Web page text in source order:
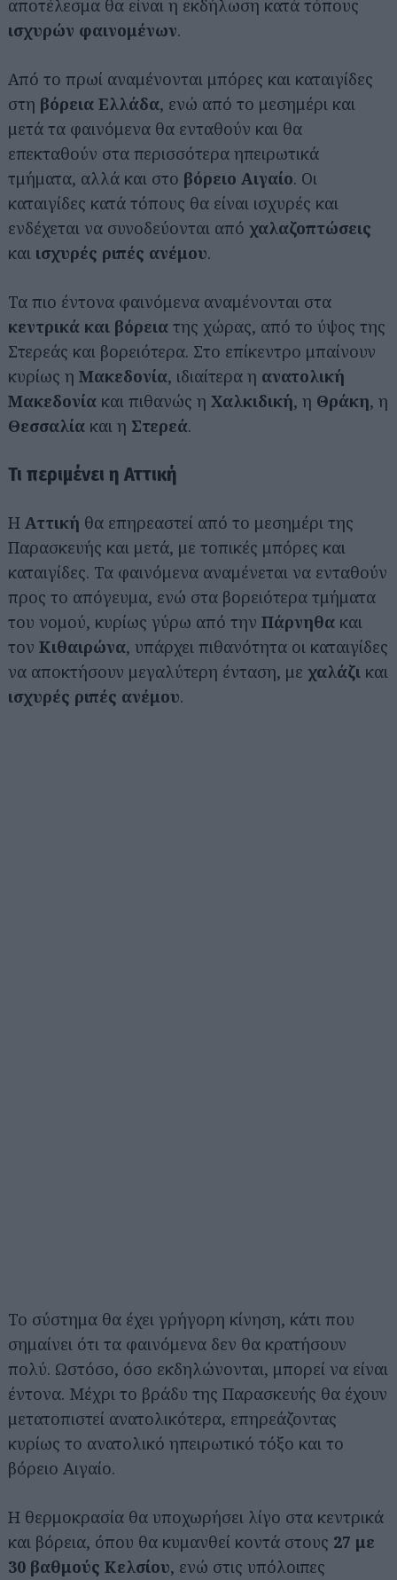
αποτέλεσμα θα είναι η εκδήλωση κατά τόπους
ισχυρών φαινομένων.
Από το πρωί αναμένονται μπόρες και καταιγίδες
στη βόρεια Ελλάδα, ενώ από το μεσημέρι και
μετά τα φαινόμενα θα ενταθούν και θα
επεκταθούν στα περισσότερα ηπειρωτικά
τμήματα, αλλά και στο βόρειο Αιγαίο. Οι
καταιγίδες κατά τόπους θα είναι ισχυρές και
ενδέχεται να συνοδεύονται από χαλαζοπτώσεις
και ισχυρές ριπές ανέμου.
Τα πιο έντονα φαινόμενα αναμένονται στα
κεντρικά και βόρεια της χώρας, από το ύψος της
Στερεάς και βορειότερα. Στο επίκεντρο μπαίνουν
κυρίως η Μακεδονία, ιδιαίτερα η ανατολική
Μακεδονία και πιθανώς η Χαλκιδική, η Θράκη, η
Θεσσαλία και η Στερεά.
Τι περιμένει η Αττική
Η Αττική θα επηρεαστεί από το μεσημέρι της
Παρασκευής και μετά, με τοπικές μπόρες και
καταιγίδες. Τα φαινόμενα αναμένεται να ενταθούν
προς το απόγευμα, ενώ στα βορειότερα τμήματα
του νομού, κυρίως γύρω από την Πάρνηθα και
τον Κιθαιρώνα, υπάρχει πιθανότητα οι καταιγίδες
να αποκτήσουν μεγαλύτερη ένταση, με χαλάζι και
ισχυρές ριπές ανέμου.
Το σύστημα θα έχει γρήγορη κίνηση, κάτι που
σημαίνει ότι τα φαινόμενα δεν θα κρατήσουν
πολύ. Ωστόσο, όσο εκδηλώνονται, μπορεί να είναι
έντονα. Μέχρι το βράδυ της Παρασκευής θα έχουν
μετατοπιστεί ανατολικότερα, επηρεάζοντας
κυρίως το ανατολικό ηπειρωτικό τόξο και το
βόρειο Αιγαίο.
Η θερμοκρασία θα υποχωρήσει λίγο στα κεντρικά
και βόρεια, όπου θα κυμανθεί κοντά στους 27 με
30 βαθμούς Κελσίου, ενώ στις υπόλοιπες